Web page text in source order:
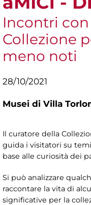
Incontri
Collezione
meno noti
28/10/2021
Musei di Villa
Il curatore della
guida i visitatori su
base alle curiosità dei
Si può analizzare
raccontare la vita di
significative per la